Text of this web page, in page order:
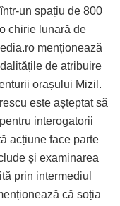
un spațiu de 800
chirie lunară de
menționează
de atribuire
orașului Mizil.
este așteptat să
interogatorii
acțiune face parte
și examinarea
prin intermediul
că soția